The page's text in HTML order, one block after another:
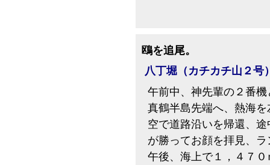
鴎を追尾。
八丁堀（カチカチ山２号
午前中、神先輩の２番
真鶴半島先端へ、熱海
空で道路沿いを帰還、
が勝ってお顔を拝見、
午後、海上で１，４７